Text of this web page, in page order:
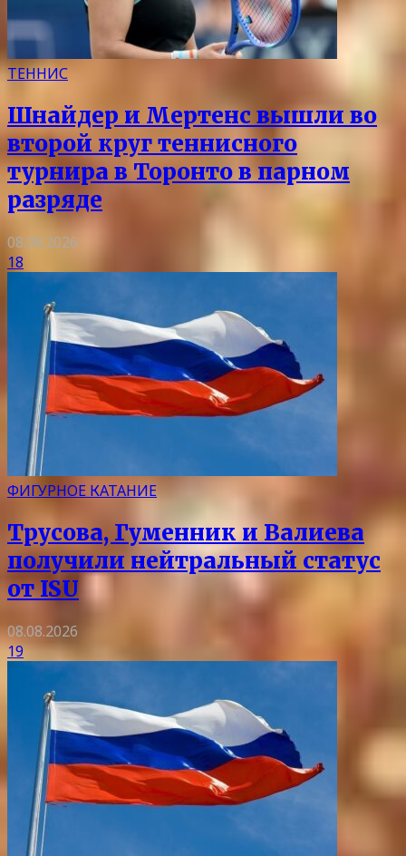
ТЕННИС
Шнайдер и Мертенс вышли во
второй круг теннисного
турнира в Торонто в парном
разряде
08.08.2026
18
ФИГУРНОЕ КАТАНИЕ
Трусова, Гуменник и Валиева
получили нейтральный статус
от ISU
08.08.2026
19